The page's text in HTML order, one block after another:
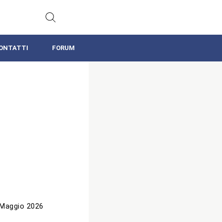
FORUM
2026